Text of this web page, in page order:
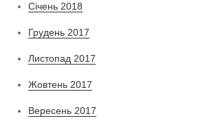
Січень 2018
Грудень 2017
Листопад 2017
Жовтень 2017
Вересень 2017